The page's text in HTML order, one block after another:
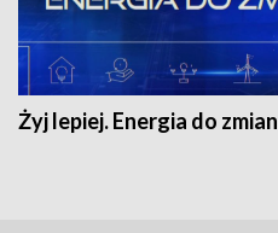
Żyj lepiej. Energia do zmian